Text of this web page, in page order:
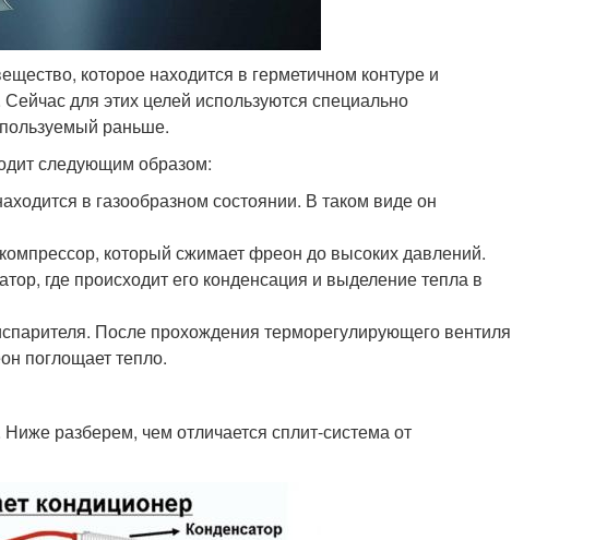
которое находится в герметичном контуре и
для этих целей используются специально
раньше.
следующим образом:
в газообразном состоянии. В таком виде он
который сжимает фреон до высоких давлений.
где происходит его конденсация и выделение тепла в
После прохождения терморегулирующего вентиля
поглощает тепло.
разберем, чем отличается сплит-система от